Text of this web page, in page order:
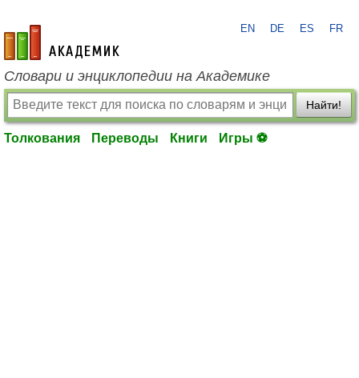
academic.ru
EN DE ES FR
Словари и энциклопедии на Академике
Найти!
Толкования Переводы Книги Игры ⚽